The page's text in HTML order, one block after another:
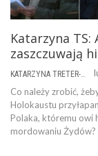
Katarzyna TS:
zaszczuwają
Co należy zrobić,
Holokaustu
Polaka, któremu owi
mordowaniu